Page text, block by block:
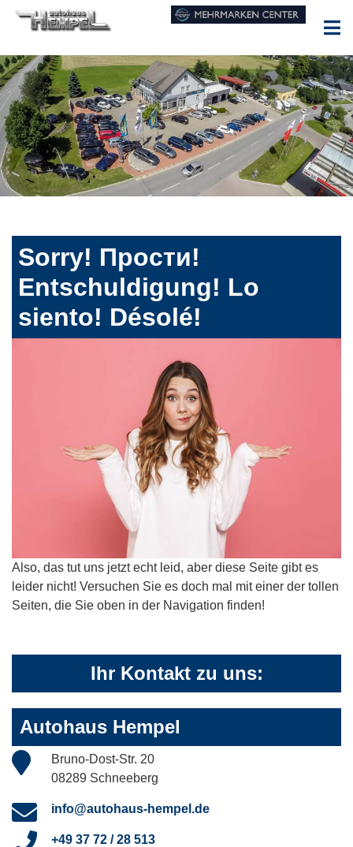
Sorry! Прости!
Entschuldigung! Lo
siento! Désolé!
Also, das tut uns jetzt echt leid, aber diese Seite gibt es
leider nicht! Versuchen Sie es doch mal mit einer der tollen
Seiten, die Sie oben in der Navigation finden!
Ihr Kontakt zu uns:
Autohaus Hempel
Bruno-Dost-Str. 20
08289 Schneeberg
info@autohaus-hempel.de
+49 37 72 / 28 513